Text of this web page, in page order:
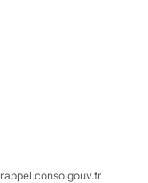
rappel.conso.gouv.fr